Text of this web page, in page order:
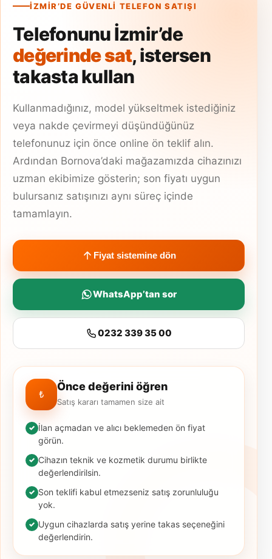
İZMIR’DE GÜVENLI TELEFON SATIŞI
Telefonunu İzmir’de
değerinde sat, istersen
takasta kullan
Kullanmadığınız, model yükseltmek istediğiniz
veya nakde çevirmeyi düşündüğünüz
telefonunuz için önce online ön teklif alın.
Ardından Bornova’daki mağazamızda cihazınızı
uzman ekibimize gösterin; son fiyatı uygun
bulursanız satışınızı aynı süreç içinde
tamamlayın.
Fiyat sistemine dön
WhatsApp’tan sor
0232 339 35 00
₺
Önce değerini öğren
Satış kararı tamamen size ait
İlan açmadan ve alıcı beklemeden ön fiyat
görün.
Cihazın teknik ve kozmetik durumu birlikte
değerlendirilsin.
Son teklifi kabul etmezseniz satış zorunluluğu
yok.
Uygun cihazlarda satış yerine takas seçeneğini
değerlendirin.